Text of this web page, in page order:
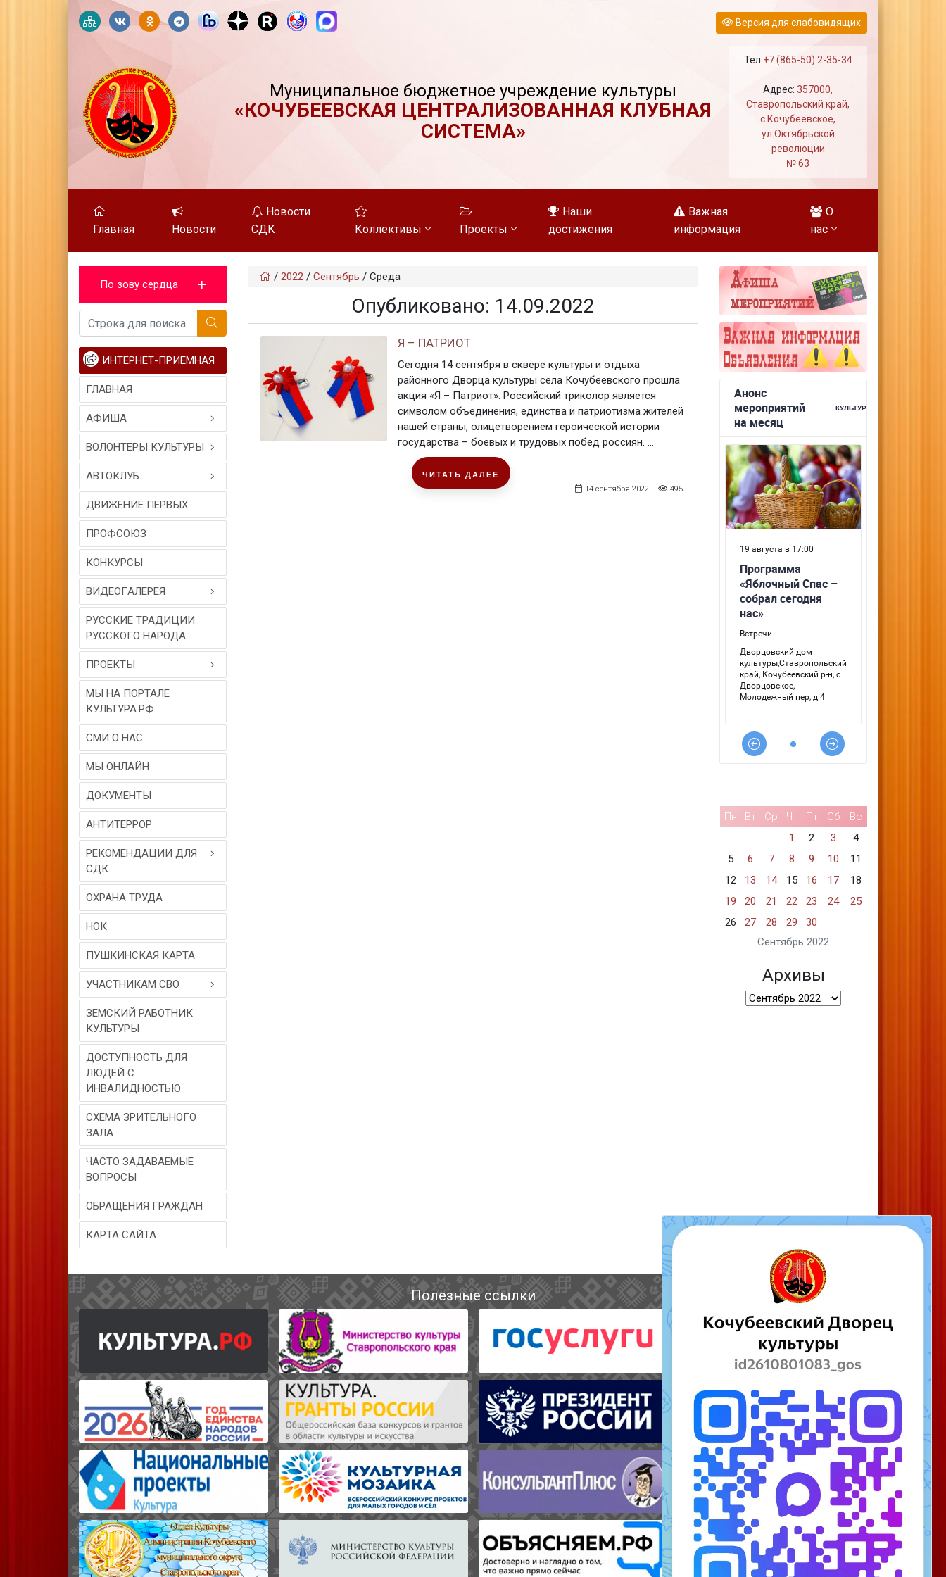
Версия для слабовидящих
Муниципальное бюджетное учреждение культуры
«КОЧУБЕЕВСКАЯ ЦЕНТРАЛИЗОВАННАЯ КЛУБНАЯ
СИСТЕМА»
Тел:+7 (865-50) 2-35-34
Адрес:357000,
Ставропольский край,
с.Кочубеевское,
ул.Октябрьской
революции
№ 63
Главная Новости
Новости
СДК
Коллективы Проекты
Наши
достижения
Важная
информация
О
нас
По зову сердца
ИНТЕРНЕТ-ПРИЕМНАЯ
ГЛАВНАЯ
АФИША
ВОЛОНТЕРЫ КУЛЬТУРЫ
АВТОКЛУБ
ДВИЖЕНИЕ ПЕРВЫХ
ПРОФСОЮЗ
КОНКУРСЫ
ВИДЕОГAЛЕРЕЯ
РУССКИЕ ТРАДИЦИИ
РУССКОГО НАРОДА
ПРОЕКТЫ
МЫ НА ПОРТАЛЕ
КУЛЬТУРА.РФ
СМИ О НАС
МЫ ОНЛАЙН
ДОКУМЕНТЫ
АНТИТЕРРОР
РЕКОМЕНДАЦИИ ДЛЯ
СДК
ОХРАНА ТРУДА
НОК
ПУШКИНСКАЯ КАРТА
УЧАСТНИКАМ СВО
ЗЕМСКИЙ РАБОТНИК
КУЛЬТУРЫ
ДОСТУПНОСТЬ ДЛЯ
ЛЮДЕЙ С
ИНВАЛИДНОСТЬЮ
СХЕМА ЗРИТЕЛЬНОГО
ЗАЛА
ЧАСТО ЗАДАВАЕМЫЕ
ВОПРОСЫ
ОБРАЩЕНИЯ ГРАЖДАН
КАРТА САЙТА
/ 2022/ Сентябрь / Среда
Опубликовано: 14.09.2022
Я – ПАТРИОТ
Сегодня 14 сентября в сквере культуры и отдыха
районного Дворца культуры села Кочубеевского прошла
акция «Я – Патриот». Российский триколор является
символом объединения, единства и патриотизма жителей
нашей страны, олицетворением героической истории
государства – боевых и трудовых побед россиян. ...
14 сентября 2022 495
ЧИТАТЬ ДАЛЕЕ
Сентябрь 2022
Пн Вт Ср Чт Пт Сб
Вс
1
2 3
4
5
6 7 8 9 10
11
12
13 14 15 16 17
18
19
20 21 22 23 24
25
26
27 28 29 30
Архивы
Архивы
Полезные ссылки